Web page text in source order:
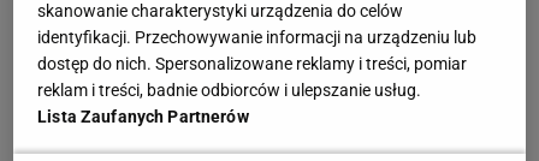
skanowanie charakterystyki urządzenia do celów
identyfikacji. Przechowywanie informacji na urządzeniu lub
dostęp do nich. Spersonalizowane reklamy i treści, pomiar
reklam i treści, badnie odbiorców i ulepszanie usług.
Lista Zaufanych Partnerów